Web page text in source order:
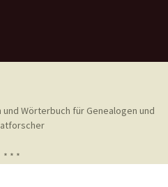
und Wörterbuch für Genealogen und
* * *